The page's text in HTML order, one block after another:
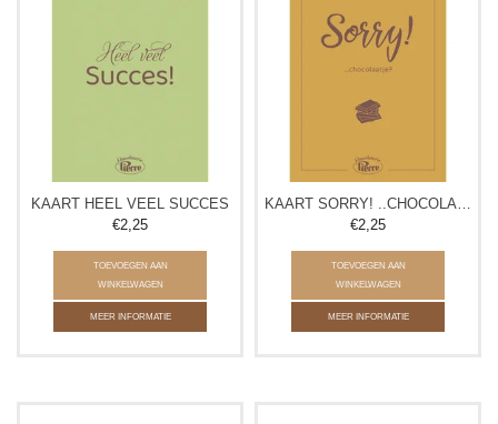
KAART HEEL VEEL SUCCES
€2,25
TOEVOEGEN AAN
WINKELWAGEN
MEER INFORMATIE
€2,25
TOEVOEGEN AAN
WINKELWAGEN
MEER INFORMATIE